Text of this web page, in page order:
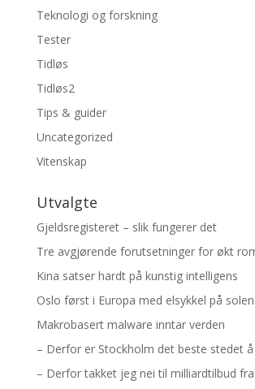
Teknologi og forskning
Tester
Tidløs
Tidløs2
Tips & guider
Uncategorized
Vitenskap
Utvalgte
Gjeldsregisteret – slik fungerer det
Tre avgjørende forutsetninger for økt
Kina satser hardt på kunstig intelligens
Oslo først i Europa med elsykkel på
Makrobasert malware inntar verden
– Derfor er Stockholm det beste stedet
– Derfor takket jeg nei til milliardtilbud